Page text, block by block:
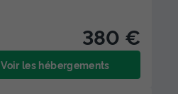
380 €
Voir les hébergements